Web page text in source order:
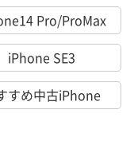
Pro/ProMax
iPhone SE3
すめ中古iPhone